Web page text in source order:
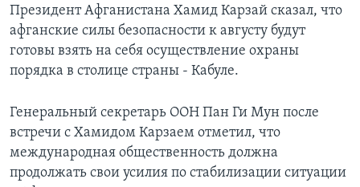
Президент Афганистана Хамид Карзай сказал, что
афганские силы безопасности к августу будут
готовы взять на себя осуществление охраны
порядка в столице страны - Кабуле.
Генеральный секретарь ООН Пан Ги Мун после
встречи с Хамидом Карзаем отметил, что
международная общественность должна
продолжать свои усилия по стабилизации ситуации